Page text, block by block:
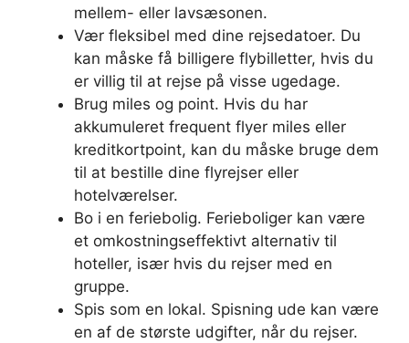
mellem- eller lavsæsonen.
Vær fleksibel med dine rejsedatoer. Du
kan måske få billigere flybilletter, hvis du
er villig til at rejse på visse ugedage.
Brug miles og point. Hvis du har
akkumuleret frequent flyer miles eller
kreditkortpoint, kan du måske bruge dem
til at bestille dine flyrejser eller
hotelværelser.
Bo i en feriebolig. Ferieboliger kan være
et omkostningseffektivt alternativ til
hoteller, især hvis du rejser med en
gruppe.
Spis som en lokal. Spisning ude kan være
en af de største udgifter, når du rejser.